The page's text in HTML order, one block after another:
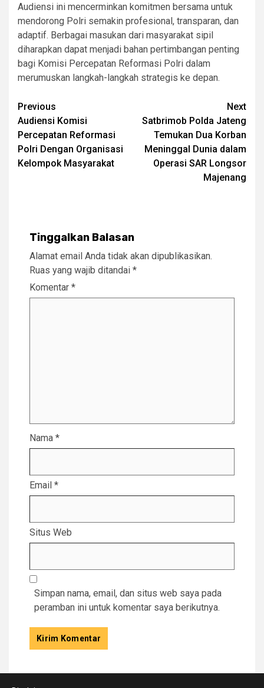
Audiensi ini mencerminkan komitmen bersama untuk
mendorong Polri semakin profesional, transparan, dan
adaptif. Berbagai masukan dari masyarakat sipil
diharapkan dapat menjadi bahan pertimbangan penting
bagi Komisi Percepatan Reformasi Polri dalam
merumuskan langkah-langkah strategis ke depan.
Post
navigation
Previous
Audiensi Komisi
Percepatan Reformasi
Polri Dengan Organisasi
Kelompok Masyarakat
Next
Satbrimob Polda Jateng
Temukan Dua Korban
Meninggal Dunia dalam
Operasi SAR Longsor
Majenang
Tinggalkan Balasan
Alamat email Anda tidak akan dipublikasikan.
Ruas yang wajib ditandai *
Komentar *
Nama *
Email *
Situs Web
Simpan nama, email, dan situs web saya pada
peramban ini untuk komentar saya berikutnya.